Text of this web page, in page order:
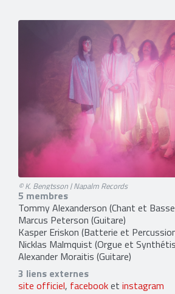
© K. Bengtsson | Napalm Records
5 membres
Tommy Alexanderson (Chant et
Marcus Peterson (Guitare)
Kasper Eriskon (Batterie et
Nicklas Malmquist (Orgue et
Alexander Moraitis (Guitare)
3 liens externes
site officiel, facebooket instagram